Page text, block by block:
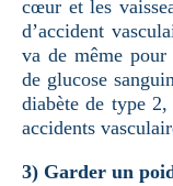
cœur et les
d’accident
va de même
de glucose
diabète de type
accidents
3) Garder un